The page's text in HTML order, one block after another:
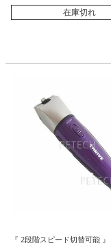
在庫切れ
『 2段階スピード切替可能 』